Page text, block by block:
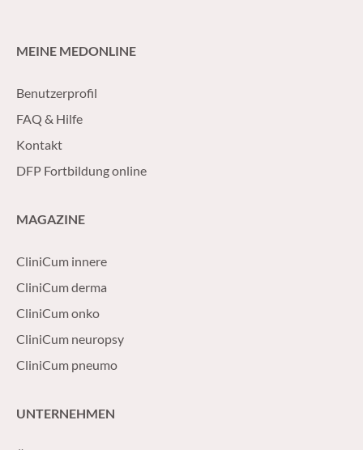
MEINE MEDONLINE
Benutzerprofil
FAQ & Hilfe
Kontakt
DFP Fortbildung online
MAGAZINE
CliniCum innere
CliniCum derma
CliniCum onko
CliniCum neuropsy
CliniCum pneumo
UNTERNEHMEN